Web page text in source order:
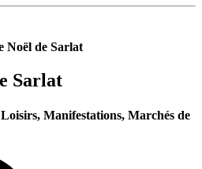
Noël de Sarlat
Sarlat
Manifestations, Marchés de